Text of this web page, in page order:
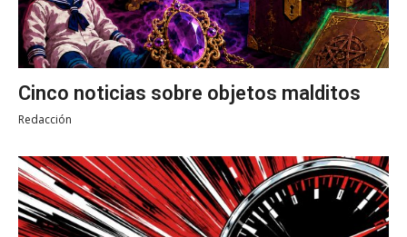
Cinco noticias sobre objetos malditos
Redacción